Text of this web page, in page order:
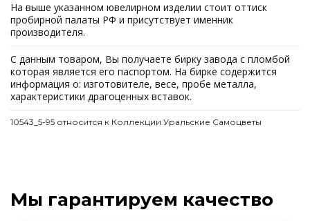
На выше указанном ювелирном изделии стоит оттиск
пробирной палаты РФ и присутствует именник
производителя.
С данным товаром, Вы получаете бирку завода с пломбой
которая является его паспортом. На бирке содержится
информация о: изготовителе, весе, пробе металла,
характеристики драгоценных вставок.
10543_5-95 относится к Коллекции Уральские Самоцветы
Мы гарантируем качество